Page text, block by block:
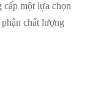
cấp một lựa chọn
chất lượng